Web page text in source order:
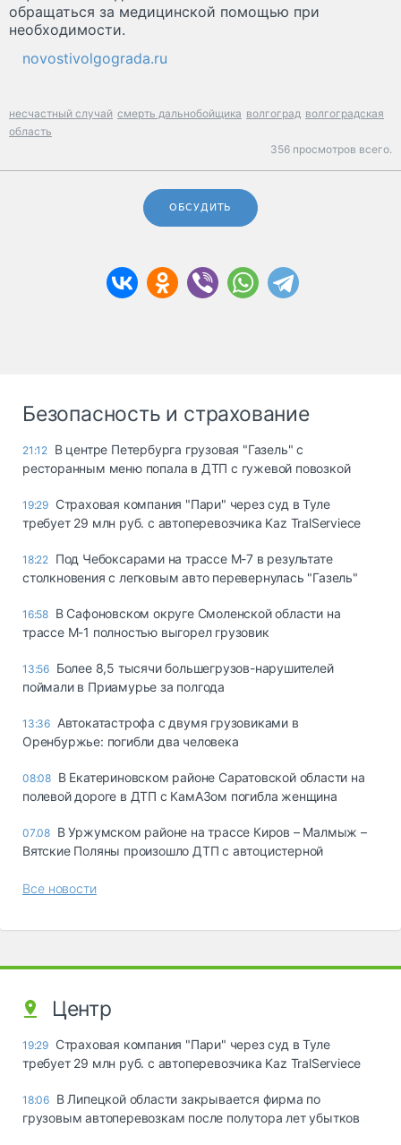
обращаться за медицинской помощью при
необходимости.
novostivolgograda.ru
несчастный случай смерть дальнобойщика волгоград волгоградская
область
356 просмотров всего.
ОБСУДИТЬ
Безопасность и страхование
21:12 В центре Петербурга грузовая "Газель" с
ресторанным меню попала в ДТП с гужевой повозкой
19:29 Страховая компания "Пари" через суд в Туле
требует 29 млн руб. с автоперевозчика Kaz TralServiece
18:22 Под Чебоксарами на трассе М-7 в результате
столкновения с легковым авто перевернулась "Газель"
16:58 В Сафоновском округе Смоленской области на
трассе М-1 полностью выгорел грузовик
13:56 Более 8,5 тысячи большегрузов-нарушителей
поймали в Приамурье за полгода
13:36 Автокатастрофа с двумя грузовиками в
Оренбуржье: погибли два человека
08:08 В Екатериновском районе Саратовской области на
полевой дороге в ДТП с КамАЗом погибла женщина
07.08 В Уржумском районе на трассе Киров – Малмыж –
Вятские Поляны произошло ДТП с автоцистерной
Все новости
Центр
19:29 Страховая компания "Пари" через суд в Туле
требует 29 млн руб. с автоперевозчика Kaz TralServiece
18:06 В Липецкой области закрывается фирма по
грузовым автоперевозкам после полутора лет убытков